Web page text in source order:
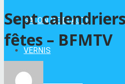
SALON DE BEAUTÉ
VERNIS
Sept
fêtes – BFMTV